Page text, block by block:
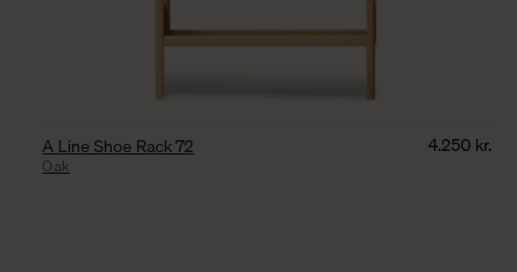
A Line Shoe Rack 72
Oak
4.250 kr.